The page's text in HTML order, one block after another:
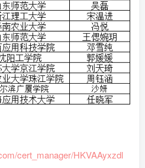
cert_manager/HKVAAyxzdl